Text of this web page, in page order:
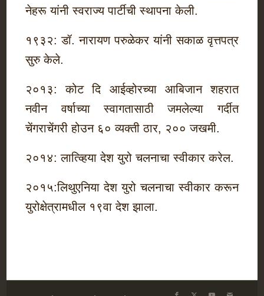
नेहरू यांनी स्वराज्य पार्टीची स्थापना केली.
१९३२: डॉ. नारायण परुळेकर यांनी सकाळ वृत्तपत्र
सुरु केले.
२०१३: कोट दि आईव्होरच्या आबिजान शहरात
नवीन वर्षाच्या स्वागतासाठी जमलेल्या गर्दीत
चेंगराचेंगरी होउन ६० व्यक्ती ठार, २०० जखमी.
२०१४: लात्व्हिया देश युरो चलनाचा स्वीकार करेल.
२०१५:लिथुएनिया देश युरो चलनाचा स्वीकार करून
युरोक्षेत्रामधील १९वा देश झाला.